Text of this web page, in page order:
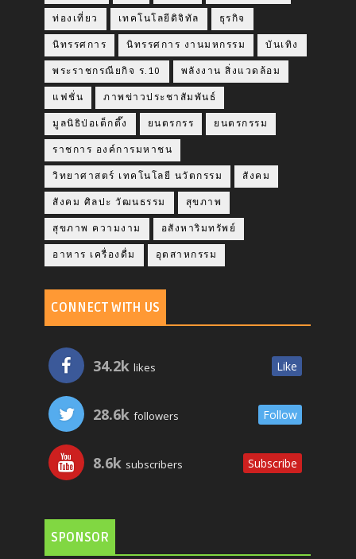
ท่องเที่ยว เทคโนโลยีดิจิทัล ธุรกิจ
นิทรรศการ นิทรรศการ งานมหกรรม บันเทิง
พระราชกรณียกิจ ร.10 พลังงาน สิ่งแวดล้อม
แฟชั่น ภาพข่าวประชาสัมพันธ์
มูลนิธิป่อเต็กตึ๊ง ยนตรกรร ยนตรกรรม
ราชการ องค์การมหาชน
วิทยาศาสตร์ เทคโนโลยี นวัตกรรม สังคม
สังคม ศิลปะ วัฒนธรรม สุขภาพ
สุขภาพ ความงาม อสังหาริมทรัพย์
อาหาร เครื่องดื่ม อุตสาหกรรม
CONNECT WITH US
34.2k likes Like
28.6k followers Follow
8.6k subscribers Subscribe
SPONSOR